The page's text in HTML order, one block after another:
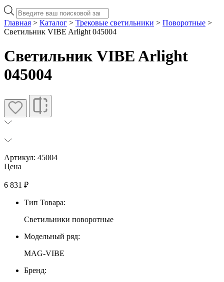
Поиск
товаров
Главная > Каталог > Трековые светильники > Поворотные >
Светильник VIBE Arlight 045004
Светильник VIBE Arlight
045004
Артикул: 45004
Цена
6 831 ₽
Тип Товара:
Светильники поворотные
Модельный ряд:
MAG-VIBE
Бренд: